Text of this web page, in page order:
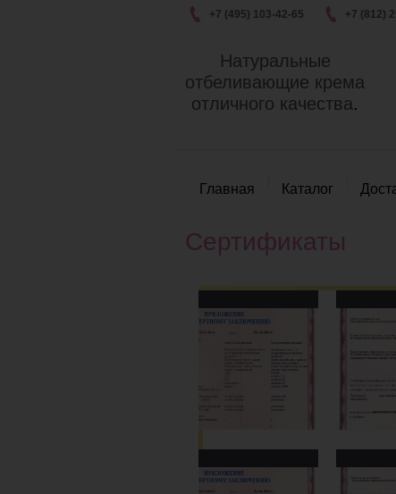
+7 (495) 103-42-65 +7 (812)
Натуральные
отбеливающие крема
отличного качества.
Главная Каталог
Сертификаты